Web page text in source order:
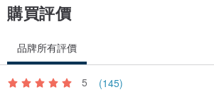
購買評價
品牌所有評價
5 (145)